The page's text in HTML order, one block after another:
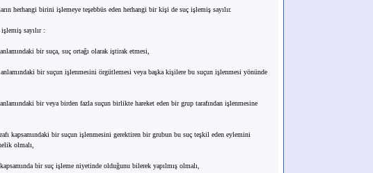
herhangi birini işlemeye teşebbüs eden herhangi bir kişi de suç işlemiş sayılır.
sayılır :
bir suça, suç ortağı olarak iştirak etmesi,
bir suçun işlenmesini örgütlemesi veya başka kişilere bu suçun işlenmesi yönünde
bir veya birden fazla suçun birlikte hareket eden bir grup tarafından işlenmesine
kapsamındaki bir suçun işlenmesini gerektiren bir grubun bu suç teşkil eden eylemini
olmalı,
bir suç işleme niyetinde olduğunu bilerek yapılmış olmalı,